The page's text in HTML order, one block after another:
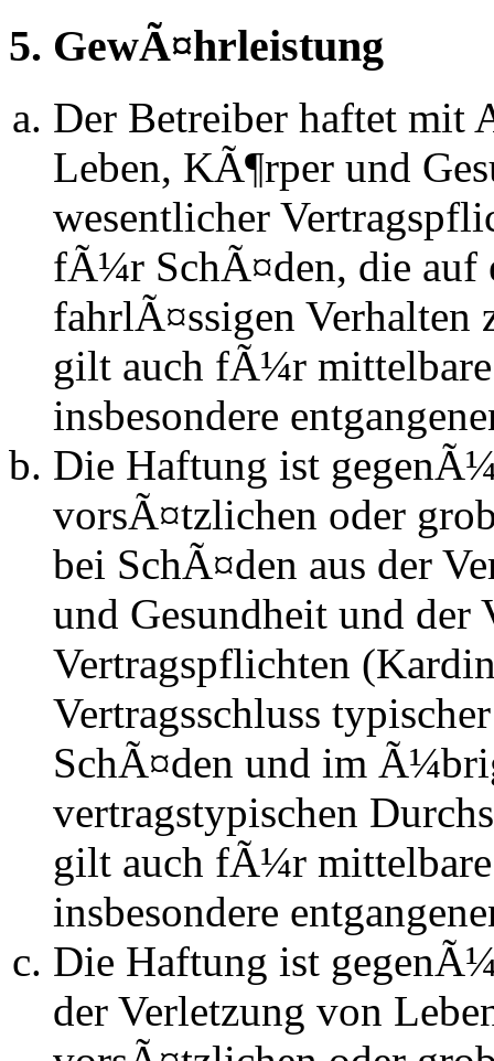
5. GewÃ¤hrleistung
Der Betreiber haftet mit
Leben, KÃ¶rper und
wesentlicher
fÃ¼r SchÃ¤den, die auf
fahrlÃ¤ssigen
gilt auch fÃ¼r
insbesondere
Die Haftung ist
vorsÃ¤tzlichen oder
bei SchÃ¤den aus der
und Gesundheit und der
Vertragspflichten
Vertragsschluss
SchÃ¤den und im
vertragstypischen
gilt auch fÃ¼r
insbesondere
Die Haftung ist
der Verletzung von